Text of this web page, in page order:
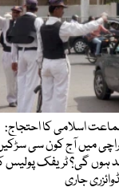
اسلامی کا احتجاج:
میں آج کون سی
ہوں گی؟ ٹریفک پولیس
جاری